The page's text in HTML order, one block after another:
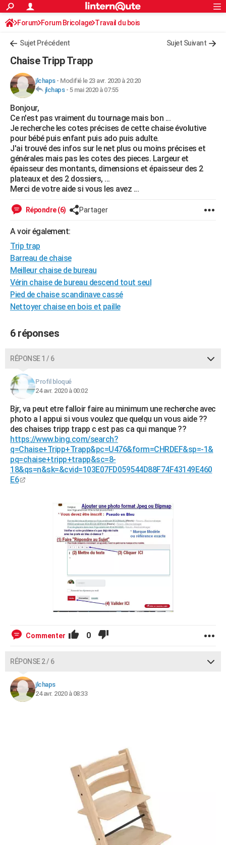
ACTUALITÉS
Politique
Société
Faits Divers
Education
Monde
Villes
+
FINANCE
Retraite
Impôts
Epargne
Immobilier
Risques naturels par ville
Banque
Assurance
Crédit
AUTO
Essais
Réserver un essai
Citadines
Berlines
SUV
Forum auto
+HIGH-TECH
Mobiles
Meilleur smartphone
Internet
Ordinateurs
Jeux vidéo
Guide high-tech
+BRICOLAGE
Forum
Aménagement intérieur
Extérieur
Cuisine
Salle de bains
Jardinage
Rangement
WEEK-END
Guides de France
Escapades
Patrimoine
Expositions
Musées
Week-end nature
LIFESTYLE
Alimentation
Guide de la santé
Maladies
Médicaments
Sommeil
Destinations
City break
Voyage nature
Voyage de noces
Forum
Climat
+
GUIDES D'ACHAT
BONS PLANS
CARTE DE VOEUX
Dictionnaire
Biographies
Citations
Expressions
Proverbes
PROGRAMME TV
COPAINS D'AVANT
S'inscrire
Se connecter
Lycées
Collèges
Primaires
Universités
Entreprises
Service militaire
Avis de recherche
AVIS DE DÉCÈS
Bricolage
Lifestyle
Culture
Sport
Auto
Television
Voyage
Cinema
S'inscrire
Connexion
Forum Forum Bricolage Travail du bois
Sujet Précédent Sujet Suivant
Chaise Tripp Trapp
jlchaps- Modifié le 23 avr. 2020 à 20:20
jlchaps- 5 mai 2020 à 07:55
Bonjour,
Ce n'est pas vraiment du tournage mais bon ...
Je recherche les cotes précises de cette chaise évolutive
pour bébé puis enfant puis ado puis adulte.
J'ai trouvé des infos sur le net plus ou moins précises et
générales mais pas les cotes des pieces. Largeur et
épaisseur des montants, dimensions et épaisseur des 2
plateaux et des 2 dossiers, ...
Merci de votre aide si vous les avez ...
Répondre (6) Partager
A voir également:
Trip trap
Barreau de chaise
Meilleur chaise de bureau
Vérin chaise de bureau descend tout seul
Pied de chaise scandinave cassé
Nettoyer chaise en bois et paille
6 réponses
RÉPONSE 1 / 6
Profil bloqué
24 avr. 2020 à 00:02
Bjr, va peut etre falloir faire au minimum une recherche avec
photo a l appui si vous voulez que quelqu un vous aide ??
des chaises tripp trapp c est pas ca qui manque ??
https://www.bing.com/search?
q=Chaise+Tripp+Trapp&pc=U476&form=CHRDEF&sp=-1&
pq=chaise+tripp+trapp&sc=8-
18&qs=n&sk=&cvid=103E07FD059544D88F74F43149E460
E6
Commenter 0
RÉPONSE 2 / 6
jlchaps
24 avr. 2020 à 08:33